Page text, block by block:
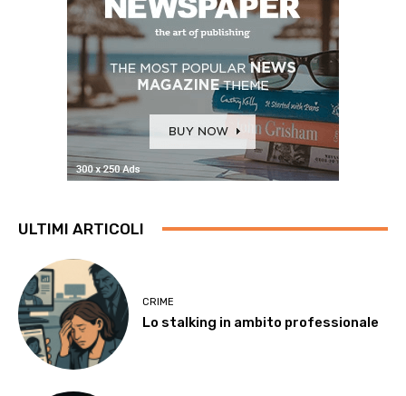
ULTIMI ARTICOLI
CRIME
Lo stalking in ambito professionale